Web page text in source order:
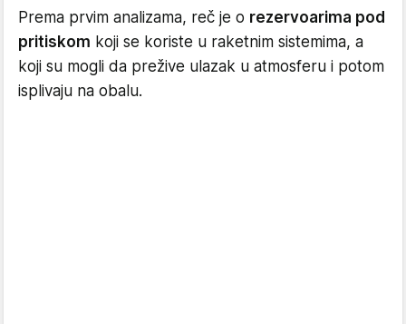
Prema prvim analizama, reč je o rezervoarima pod
pritiskom koji se koriste u raketnim sistemima, a
koji su mogli da prežive ulazak u atmosferu i potom
isplivaju na obalu.